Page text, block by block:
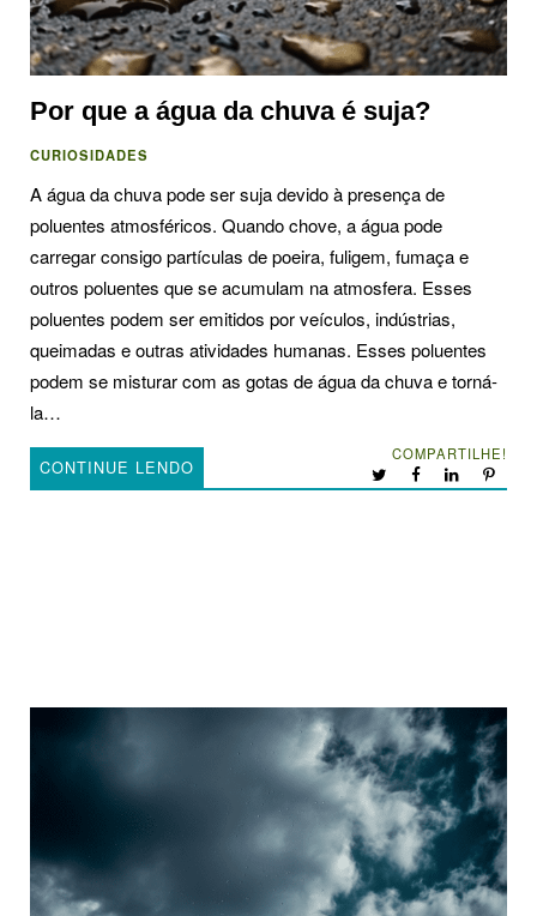
Por que a água da chuva é suja?
CURIOSIDADES
A água da chuva pode ser suja devido à presença de
poluentes atmosféricos. Quando chove, a água pode
carregar consigo partículas de poeira, fuligem, fumaça e
outros poluentes que se acumulam na atmosfera. Esses
poluentes podem ser emitidos por veículos, indústrias,
queimadas e outras atividades humanas. Esses poluentes
podem se misturar com as gotas de água da chuva e torná-
la…
CONTINUE LENDO
COMPARTILHE!